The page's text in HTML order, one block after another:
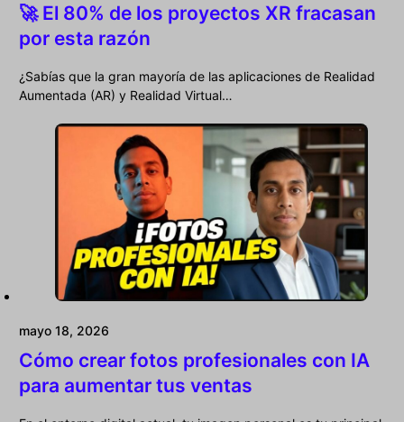
🚀 El 80% de los proyectos XR fracasan
por esta razón
¿Sabías que la gran mayoría de las aplicaciones de Realidad
Aumentada (AR) y Realidad Virtual…
mayo 18, 2026
Cómo crear fotos profesionales con IA
para aumentar tus ventas